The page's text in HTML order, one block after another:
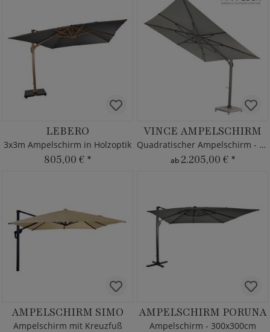
LEBERO
3x3m Ampelschirm in Holzoptik
805,00 € *
VINCE AMPELSCHIRM
Quadratischer Ampelschirm - Alu - Kurbelsystem
ab2.205,00 € *
AMPELSCHIRM SIMO
Ampelschirm mit Kreuzfuß
AMPELSCHIRM PORUNA
Ampelschirm - 300x300cm